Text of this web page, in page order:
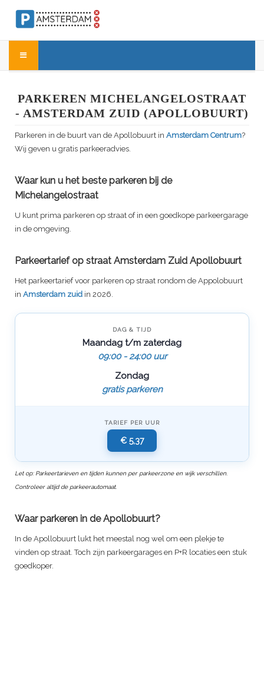
PARKEREN MICHELANGELOSTRAAT
- AMSTERDAM ZUID (APOLLOBUURT)
Parkeren in de buurt van de Apollobuurt in Amsterdam Centrum?
Wij geven u gratis parkeeradvies.
Waar kun u het beste parkeren bij de
Michelangelostraat
U kunt prima parkeren op straat of in een goedkope parkeergarage
in de omgeving.
Parkeertarief op straat Amsterdam Zuid Apollobuurt
Het parkeertarief voor parkeren op straat rondom de Appolobuurt
in Amsterdam zuid in 2026.
DAG & TIJD
Maandag t/m zaterdag
09:00 - 24:00 uur
Zondag
gratis parkeren
TARIEF PER UUR
€ 5,37
Let op: Parkeertarieven en tijden kunnen per parkeerzone en wijk verschillen.
Controleer altijd de parkeerautomaat.
Waar parkeren in de Apollobuurt?
In de Apollobuurt lukt het meestal nog wel om een plekje te
vinden op straat. Toch zijn parkeergarages en P+R locaties een stuk
goedkoper.